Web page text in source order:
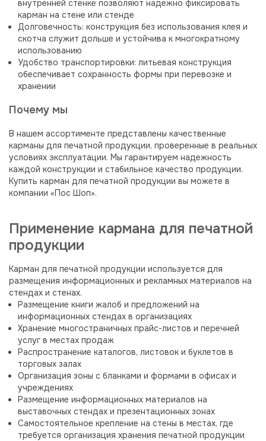
внутренней стенке позволяют надежно фиксировать
карман на стене или стенде
Долговечность: конструкция без использования клея и
скотча служит дольше и устойчива к многократному
использованию
Удобство транспортировки: литьевая конструкция
обеспечивает сохранность формы при перевозке и
хранении
Почему мы
В нашем ассортименте представлены качественные
карманы для печатной продукции, проверенные в реальных
условиях эксплуатации. Мы гарантируем надежность
каждой конструкции и стабильное качество продукции.
Купить карман для печатной продукции вы можете в
компании «Пос Шоп».
Применение кармана для печатной
продукции
Карман для печатной продукции используется для
размещения информационных и рекламных материалов на
стендах и стенах.
Размещение книги жалоб и предложений на
информационных стендах в организациях
Хранение многостраничных прайс-листов и перечней
услуг в местах продаж
Распространение каталогов, листовок и буклетов в
торговых залах
Организация зоны с бланками и формами в офисах и
учреждениях
Размещение информационных материалов на
выставочных стендах и презентационных зонах
Самостоятельное крепление на стены в местах, где
требуется организация хранения печатной продукции